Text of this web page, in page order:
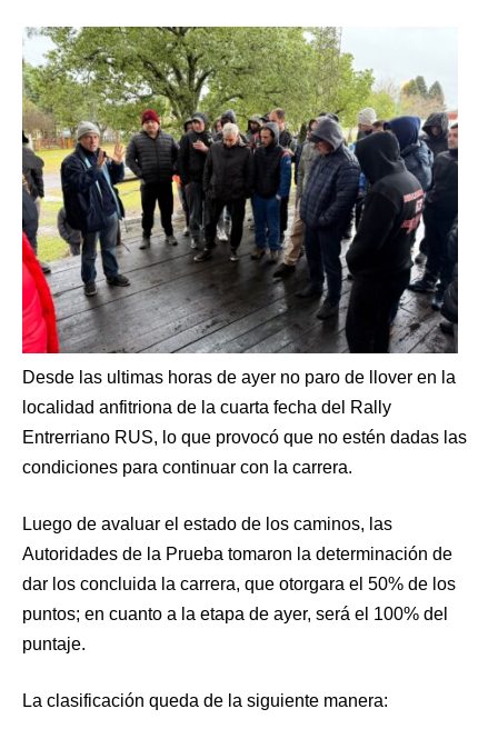
Desde las ultimas horas de ayer no paro de llover en la
localidad anfitriona de la cuarta fecha del Rally
Entrerriano RUS, lo que provocó que no estén dadas las
condiciones para continuar con la carrera.
Luego de avaluar el estado de los caminos, las
Autoridades de la Prueba tomaron la determinación de
dar los concluida la carrera, que otorgara el 50% de los
puntos; en cuanto a la etapa de ayer, será el 100% del
puntaje.
La clasificación queda de la siguiente manera: